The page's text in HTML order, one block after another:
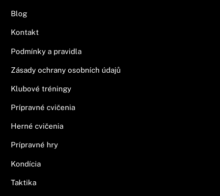
Blog
Kontakt
Podmínky a pravidla
Zásady ochrany osobních údajů
Klubové tréningy
Prípravné cvičenia
Herné cvičenia
Prípravné hry
Kondícia
Taktika